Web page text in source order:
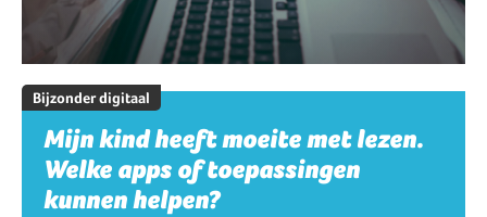
Bijzonder digitaal
Mijn kind heeft moeite met lezen.
Welke apps of toepassingen
kunnen helpen?